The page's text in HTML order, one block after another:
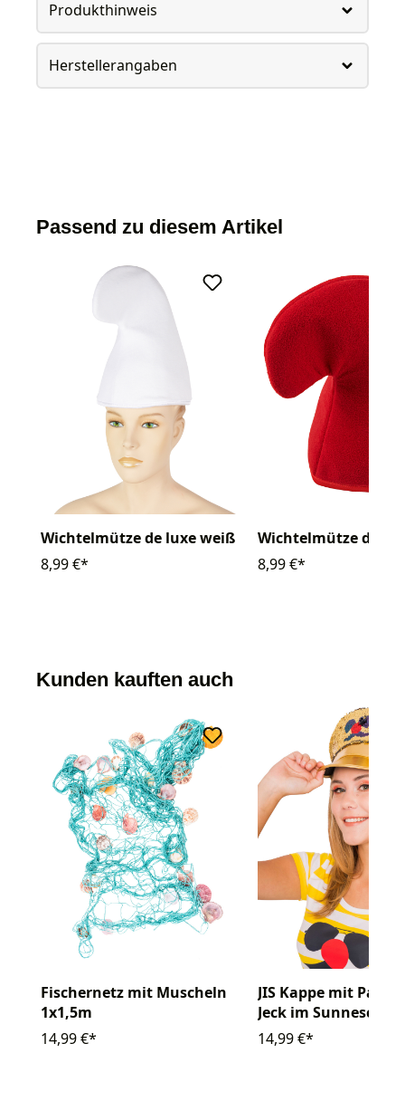
Produkthinweis
Herstellerangaben
Passend zu diesem Artikel
Wichtelmütze de luxe weiß
8,99 €*
Wichtelmütze de
8,99 €*
Kunden kauften auch
Fischernetz mit Muscheln
1x1,5m
14,99 €*
JIS Kappe mit
Jeck im
14,99 €*